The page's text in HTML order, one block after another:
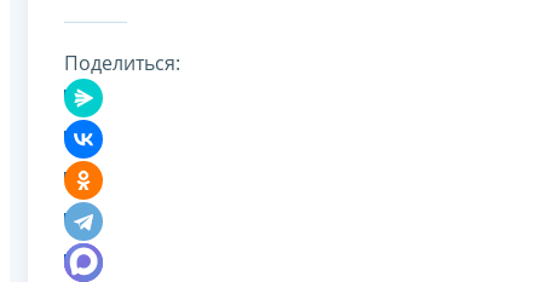
Поделиться: